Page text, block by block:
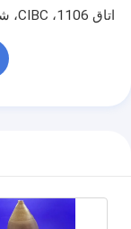
اتاق 1106، CIBC، شماره 198 جاده Wuxing، هانگزو، چین